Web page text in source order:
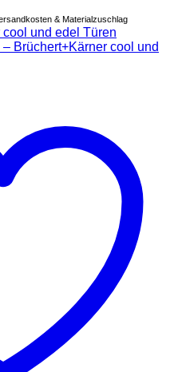
& Materialzuschlag